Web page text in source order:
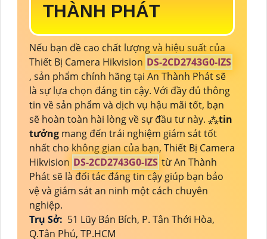
THÀNH PHÁT
Nếu bạn đề cao chất lượng và hiệu suất của
Thiết Bị Camera Hikvision DS-2CD2743G0-IZS
, sản phẩm chính hãng tại An Thành Phát sẽ
là sự lựa chọn đáng tin cậy. Với đầy đủ thông
tin về sản phẩm và dịch vụ hậu mãi tốt, bạn
sẽ hoàn toàn hài lòng về sự đầu tư này. ⁂tin
tưởng mang đến trải nghiệm giám sát tốt
nhất cho không gian của bạn, Thiết Bị Camera
Hikvision DS-2CD2743G0-IZS từ An Thành
Phát sẽ là đối tác đáng tin cậy giúp bạn bảo
vệ và giám sát an ninh một cách chuyên
nghiệp.
Trụ Sở: 51 Lũy Bán Bích, P. Tân Thới Hòa,
Q.Tân Phú, TP.HCM